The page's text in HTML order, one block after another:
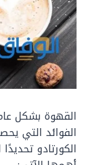
القهوة بشكل
الفوائد التي
الكورتادو